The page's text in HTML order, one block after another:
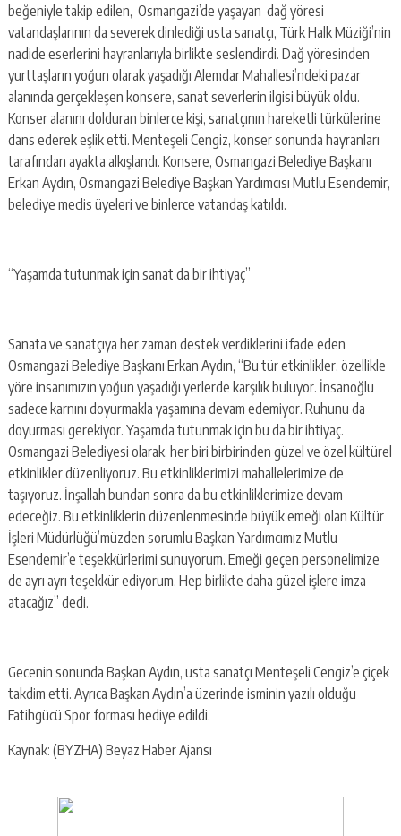
beğeniyle takip edilen, Osmangazi’de yaşayan dağ yöresi
vatandaşlarının da severek dinlediği usta sanatçı, Türk Halk Müziği’nin
nadide eserlerini hayranlarıyla birlikte seslendirdi. Dağ yöresinden
yurttaşların yoğun olarak yaşadığı Alemdar Mahallesi’ndeki pazar
alanında gerçekleşen konsere, sanat severlerin ilgisi büyük oldu.
Konser alanını dolduran binlerce kişi, sanatçının hareketli türkülerine
dans ederek eşlik etti. Menteşeli Cengiz, konser sonunda hayranları
tarafından ayakta alkışlandı. Konsere, Osmangazi Belediye Başkanı
Erkan Aydın, Osmangazi Belediye Başkan Yardımcısı Mutlu Esendemir,
belediye meclis üyeleri ve binlerce vatandaş katıldı.
“Yaşamda tutunmak için sanat da bir ihtiyaç”
Sanata ve sanatçıya her zaman destek verdiklerini ifade eden
Osmangazi Belediye Başkanı Erkan Aydın, “Bu tür etkinlikler, özellikle
yöre insanımızın yoğun yaşadığı yerlerde karşılık buluyor. İnsanoğlu
sadece karnını doyurmakla yaşamına devam edemiyor. Ruhunu da
doyurması gerekiyor. Yaşamda tutunmak için bu da bir ihtiyaç.
Osmangazi Belediyesi olarak, her biri birbirinden güzel ve özel kültürel
etkinlikler düzenliyoruz. Bu etkinliklerimizi mahallelerimize de
taşıyoruz. İnşallah bundan sonra da bu etkinliklerimize devam
edeceğiz. Bu etkinliklerin düzenlenmesinde büyük emeği olan Kültür
İşleri Müdürlüğü’müzden sorumlu Başkan Yardımcımız Mutlu
Esendemir’e teşekkürlerimi sunuyorum. Emeği geçen personelimize
de ayrı ayrı teşekkür ediyorum. Hep birlikte daha güzel işlere imza
atacağız” dedi.
Gecenin sonunda Başkan Aydın, usta sanatçı Menteşeli Cengiz’e çiçek
takdim etti. Ayrıca Başkan Aydın’a üzerinde isminin yazılı olduğu
Fatihgücü Spor forması hediye edildi.
Kaynak: (BYZHA) Beyaz Haber Ajansı